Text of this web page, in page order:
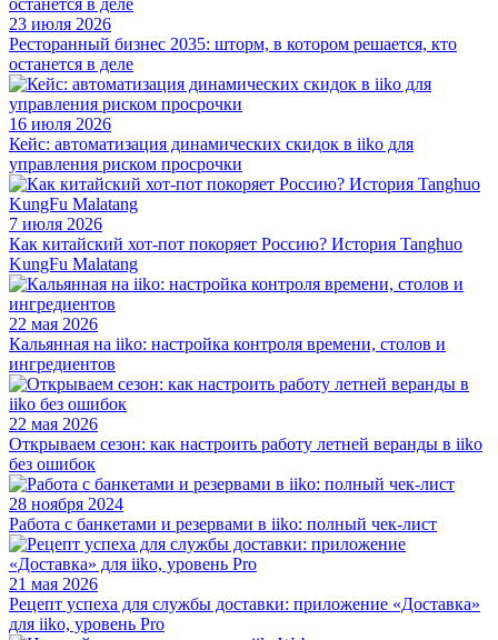
23 июля 2026
Ресторанный бизнес 2035: шторм, в котором решается, кто
останется в деле
16 июля 2026
Кейс: автоматизация динамических скидок в iiko для
управления риском просрочки
7 июля 2026
Как китайский хот-пот покоряет Россию? История Tanghuo
KungFu Malatang
22 мая 2026
Кальянная на iiko: настройка контроля времени, столов и
ингредиентов
22 мая 2026
Открываем сезон: как настроить работу летней веранды в iiko
без ошибок
28 ноября 2024
Работа с банкетами и резервами в iiko: полный чек-лист
21 мая 2026
Рецепт успеха для службы доставки: приложение «Доставка»
для iiko, уровень Pro